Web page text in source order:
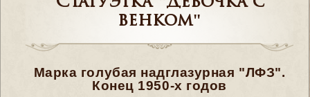
венком"
Марка голубая надглазурная "ЛФЗ".
Конец 1950-х годов